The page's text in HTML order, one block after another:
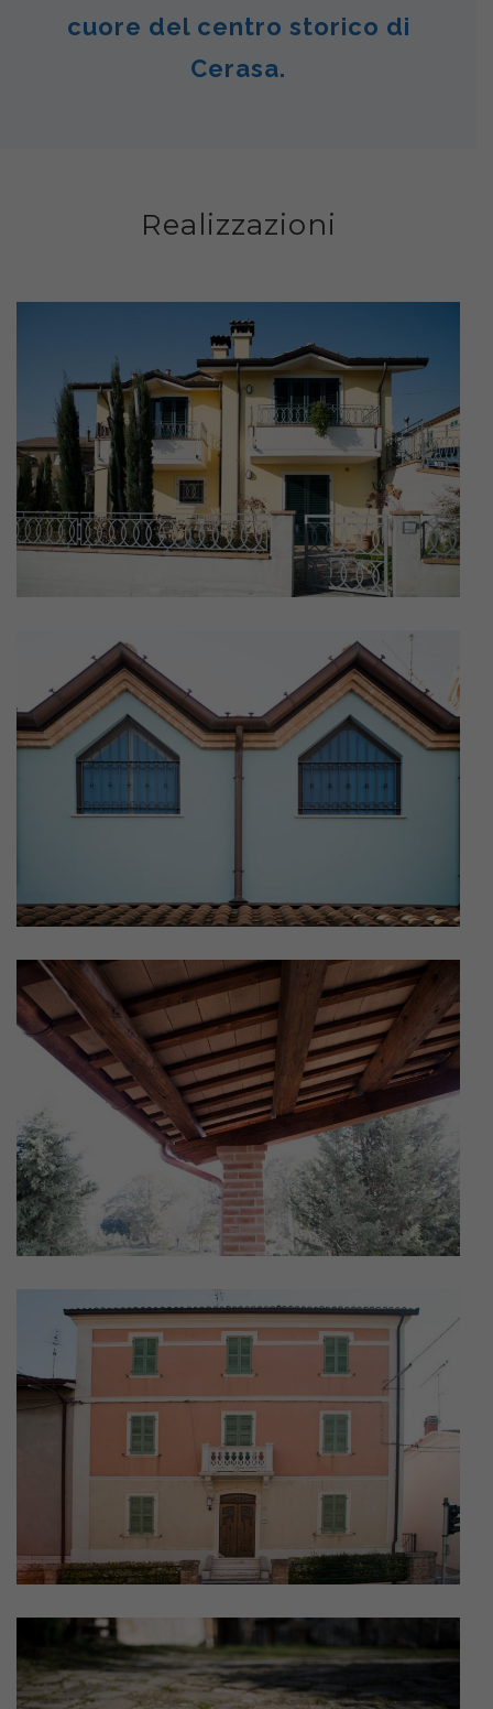
cuore del centro storico di
Cerasa.
Realizzazioni